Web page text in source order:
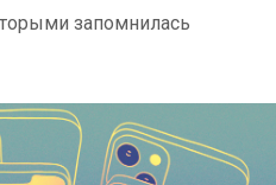
запомнилась